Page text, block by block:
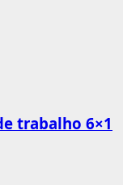
trabalho 6×1